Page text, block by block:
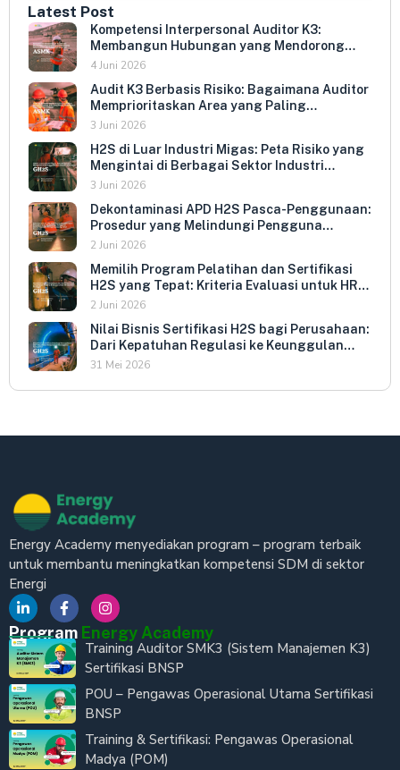
Latest Post
Kompetensi Interpersonal Auditor K3:
Membangun Hubungan yang Mendorong
Keterbukaan dan Kepatuhan Sukarela
4 Juni 2026
Audit K3 Berbasis Risiko: Bagaimana Auditor
Memprioritaskan Area yang Paling
Menentukan Kepatuhan Perusahaan
3 Juni 2026
H2S di Luar Industri Migas: Peta Risiko yang
Mengintai di Berbagai Sektor Industri
Indonesia
3 Juni 2026
Dekontaminasi APD H2S Pasca-Penggunaan:
Prosedur yang Melindungi Pengguna
Berikutnya dan Memperpanjang Umur
2 Juni 2026
Memilih Program Pelatihan dan Sertifikasi
H2S yang Tepat: Kriteria Evaluasi untuk HR
dan HSE Manager
2 Juni 2026
Nilai Bisnis Sertifikasi H2S bagi Perusahaan:
Dari Kepatuhan Regulasi ke Keunggulan
Kompetitif
31 Mei 2026
Energy Academy menyediakan program – program terbaik
untuk membantu meningkatkan kompetensi SDM di sektor
Energi
Program Energy Academy
Training Auditor SMK3 (Sistem Manajemen K3)
Sertifikasi BNSP
POU – Pengawas Operasional Utama Sertifikasi
BNSP
Training & Sertifikasi: Pengawas Operasional
Madya (POM)